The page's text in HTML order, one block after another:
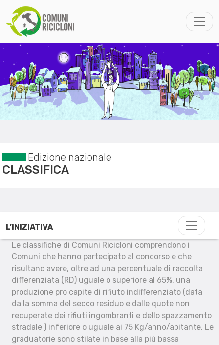
Edizione nazionale
CLASSIFICA
L’INIZIATIVA
Le classifiche di Comuni Ricicloni comprendono i
Comuni che hanno partecipato al concorso e che
risultano avere, oltre ad una percentuale di raccolta
differenziata (RD) uguale o superiore al 65%, una
produzione pro capite di rifiuto indifferenziato (data
dalla somma del secco residuo e dalle quote non
recuperate dei rifiuti ingombranti e dello spazzamento
stradale ) inferiore o uguale ai 75 Kg/anno/abitante. Le
graduatorie sono stilate in base alla più bassa